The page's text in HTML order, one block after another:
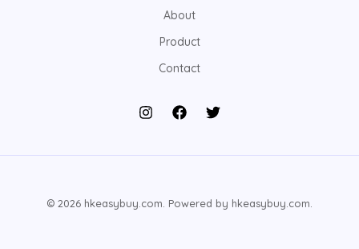
About
Product
Contact
© 2026 hkeasybuy.com. Powered by hkeasybuy.com.